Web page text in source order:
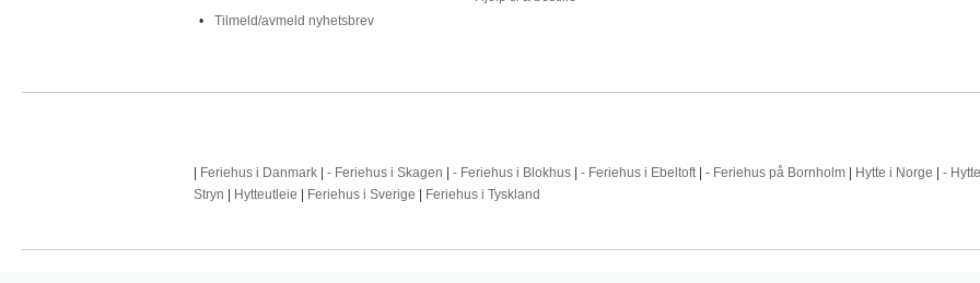
Tilmeld/avmeld nyhetsbrev
Feriehus i Danmark - Feriehus i Skagen - Feriehus i Blokhus - Feriehus i Ebeltoft| - Feriehus på Bornholm Hytte i Norge -
Stryn
Hytteutleie Feriehus i Sverige Feriehus i Tyskland